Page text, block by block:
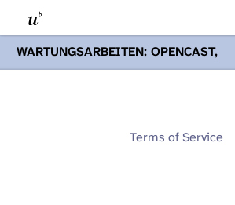
WARTUNGSARBEITEN: OPENCAST,
PODCASTS & TOBIRA
Mi 19. August
Opencast-Videos und Tobira nicht zur
Terms of Service